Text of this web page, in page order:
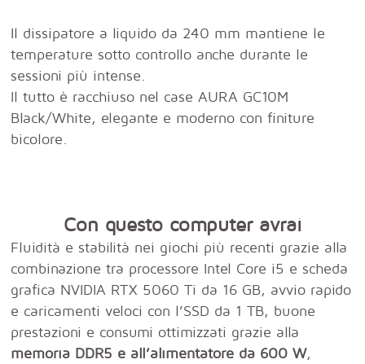
Il dissipatore a liquido da 240 mm mantiene le
temperature sotto controllo anche durante le
sessioni più intense.
Il tutto è racchiuso nel case AURA GC10M
Black/White, elegante e moderno con finiture
bicolore.
Con questo computer avrai
Fluidità e stabilità nei giochi più recenti grazie alla
combinazione tra processore Intel Core i5 e scheda
grafica NVIDIA RTX 5060 Ti da 16 GB, avvio rapido
e caricamenti veloci con l’SSD da 1 TB, buone
prestazioni e consumi ottimizzati grazie alla
memoria DDR5 e all’alimentatore da 600 W,